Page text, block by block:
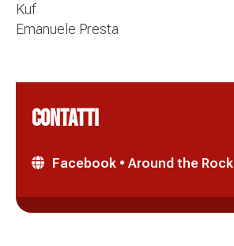
Kuf
Emanuele Presta
CONTATTI
Facebook • Around the Rock